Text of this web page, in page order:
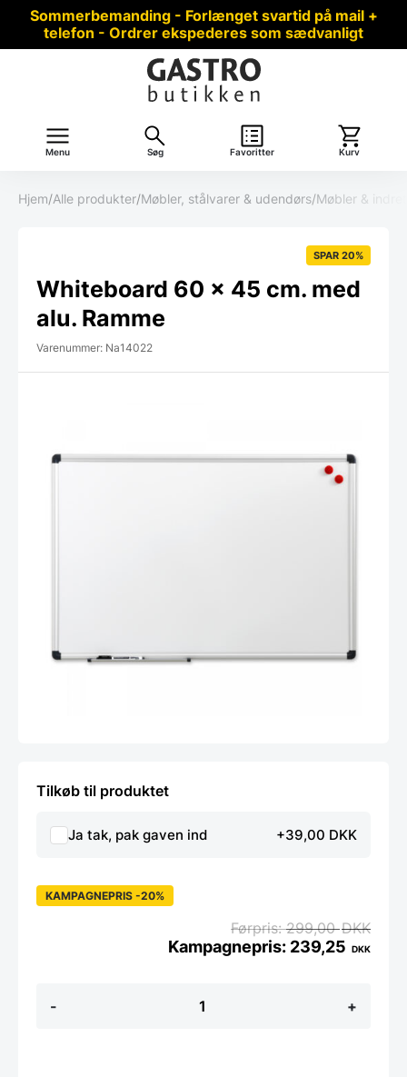
Sommerbemanding - Forlænget svartid på mail +
telefon - Ordrer ekspederes som sædvanligt
Menu Søg Favoritter Kurv
Hjem/Alle produkter/Møbler, stålvarer & udendørs/Møbler &
SPAR 20%
Whiteboard 60 x 45 cm. med
alu. Ramme
Varenummer: Na14022
Tilkøb til produktet
Ja tak, pak gaven ind +39,00 DKK
-
60
+
KAMPAGNEPRIS -20%
299,00DKK
239,25 DKK